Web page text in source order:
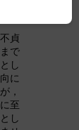
貞
で
し
に
，
至
し